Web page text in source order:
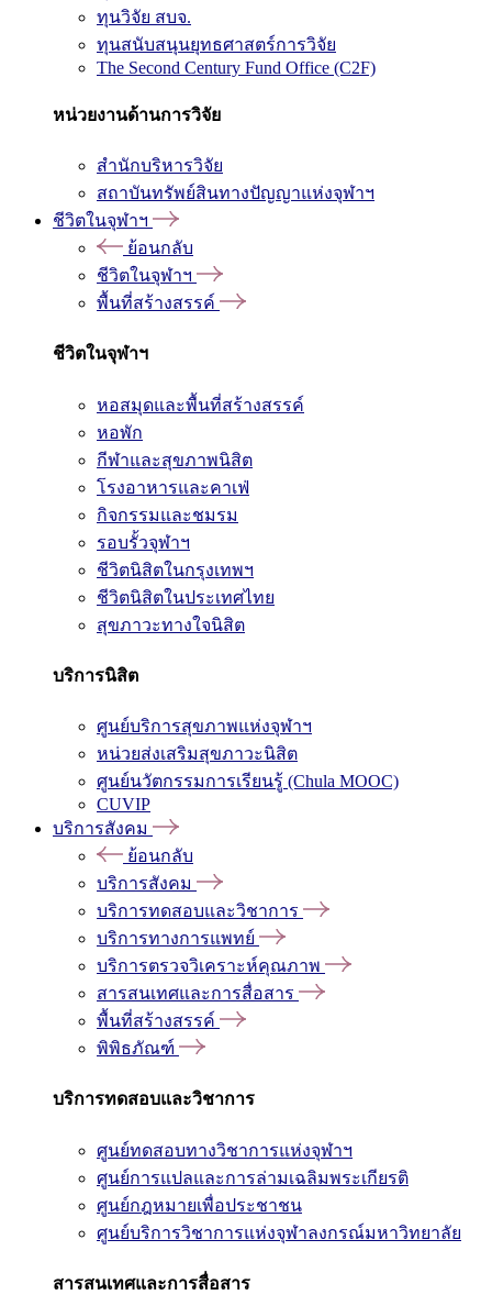
ทุนวิจัย สบจ.
ทุนสนับสนุนยุทธศาสตร์การวิจัย
The Second Century Fund Office (C2F)
หน่วยงานด้านการวิจัย
สำนักบริหารวิจัย
สถาบันทรัพย์สินทางปัญญาแห่งจุฬาฯ
ชีวิตในจุฬาฯ
ย้อนกลับ
ชีวิตในจุฬาฯ
พื้นที่สร้างสรรค์
ชีวิตในจุฬาฯ
หอสมุดและพื้นที่สร้างสรรค์
หอพัก
กีฬาและสุขภาพนิสิต
โรงอาหารและคาเฟ่
กิจกรรมและชมรม
รอบรั้วจุฬาฯ
ชีวิตนิสิตในกรุงเทพฯ
ชีวิตนิสิตในประเทศไทย
สุขภาวะทางใจนิสิต
บริการนิสิต
ศูนย์บริการสุขภาพแห่งจุฬาฯ
หน่วยส่งเสริมสุขภาวะนิสิต
ศูนย์นวัตกรรมการเรียนรู้ (Chula MOOC)
CUVIP
บริการสังคม
ย้อนกลับ
บริการสังคม
บริการทดสอบและวิชาการ
บริการทางการแพทย์
บริการตรวจวิเคราะห์คุณภาพ
สารสนเทศและการสื่อสาร
พื้นที่สร้างสรรค์
พิพิธภัณฑ์
บริการทดสอบและวิชาการ
ศูนย์ทดสอบทางวิชาการแห่งจุฬาฯ
ศูนย์การแปลและการล่ามเฉลิมพระเกียรติ
ศูนย์กฎหมายเพื่อประชาชน
ศูนย์บริการวิชาการแห่งจุฬาลงกรณ์มหาวิทยาลัย
สารสนเทศและการสื่อสาร